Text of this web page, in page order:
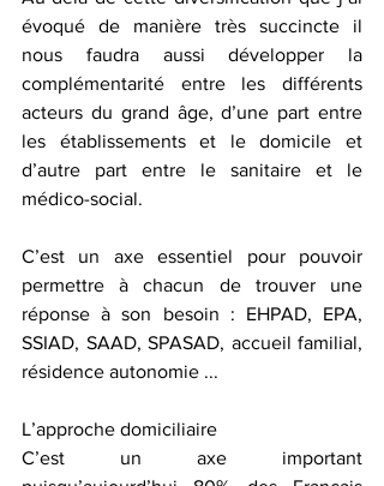
évoqué de manière très succincte il
nous faudra aussi développer la
complémentarité entre les différents
acteurs du grand âge, d’une part entre
les établissements et le domicile et
d’autre part entre le sanitaire et le
médico-social.
C’est un axe essentiel pour pouvoir
permettre à chacun de trouver une
réponse à son besoin : EHPAD, EPA,
SSIAD, SAAD, SPASAD, accueil familial,
résidence autonomie ...
L’approche domiciliaire
C’est un axe important